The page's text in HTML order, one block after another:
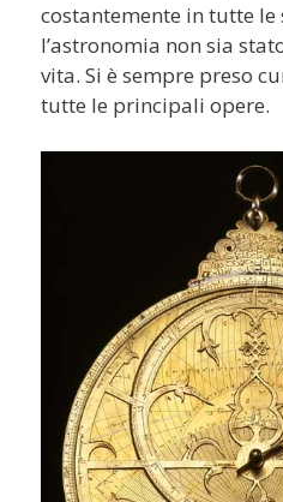
costantemente in tutte le
l’astronomia non sia
vita. Si è sempre preso
tutte le principali opere.